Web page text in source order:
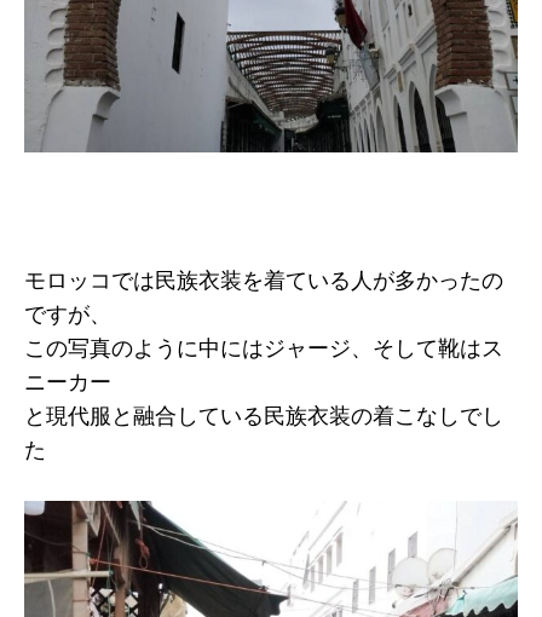
モロッコでは民族衣装を着ている人が多かったの
ですが、
この写真のように中にはジャージ、そして靴はス
ニーカー
と現代服と融合している民族衣装の着こなしでし
た